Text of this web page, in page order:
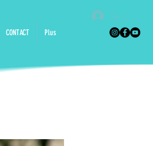
Se
CONTACT Plus